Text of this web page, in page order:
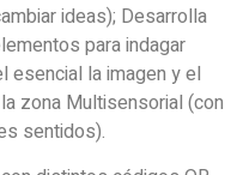
ideas); Desarrolla
para indagar
esencial la imagen y el
zona Multisensorial (con
sentidos).